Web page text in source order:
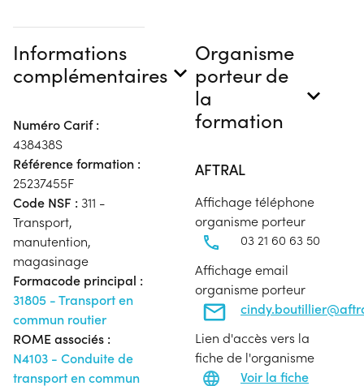
Informations
complémentaires
Numéro Carif :
438438S
Référence formation :
25237455F
Code NSF : 311 -
Transport,
manutention,
magasinage
Formacode principal :
31805 - Transport en
commun routier
ROME associés :
N4103 - Conduite de
transport en commun
Organisme
porteur de
la
formation
AFTRAL
Affichage téléphone
organisme porteur
03 21 60 63 50
Affichage email
organisme porteur
Lien d'accès vers la
fiche de l'organisme
Voir la fiche